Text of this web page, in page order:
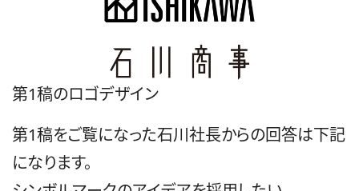
第1稿のロゴデザイン
第1稿をご覧になった石川社長からの回答は下記
になります。